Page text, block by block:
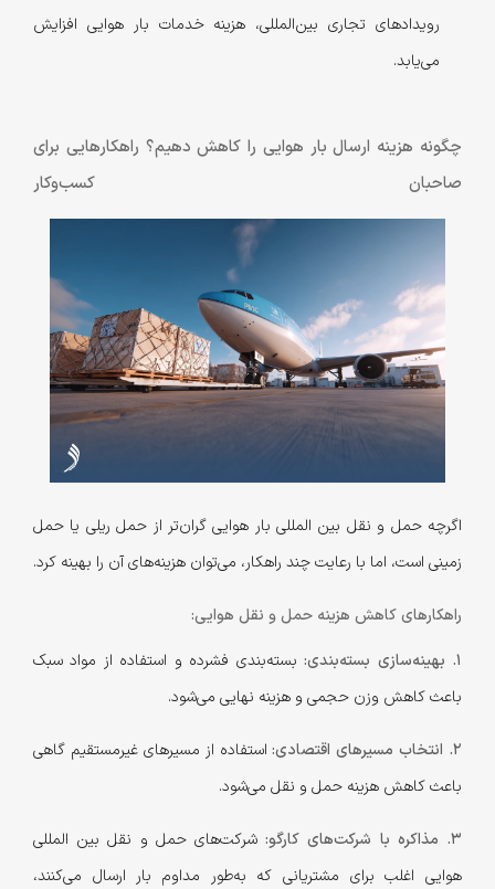
رویدادهای تجاری بین‌المللی، هزینه خدمات بار هوایی افزایش
می‌یابد.
چگونه هزینه ارسال بار هوایی را کاهش دهیم؟ راهکارهایی برای
صاحبان کسب‌وکار
اگرچه حمل و نقل بین المللی بار هوایی گران‌تر از حمل ریلی یا حمل
زمینی است، اما با رعایت چند راهکار، می‌توان هزینه‌های آن را بهینه کرد.
راهکارهای کاهش هزینه حمل و نقل هوایی:
1. بهینه‌سازی بسته‌بندی:
بسته‌بندی فشرده و استفاده از مواد سبک
باعث کاهش وزن حجمی و هزینه نهایی می‌شود.
2. انتخاب مسیرهای اقتصادی:
استفاده از مسیرهای غیرمستقیم گاهی
باعث کاهش هزینه حمل و نقل می‌شود.
3. مذاکره با شرکت‌های کارگو:
شرکت‌های حمل و نقل بین المللی
هوایی اغلب برای مشتریانی که به‌طور مداوم بار ارسال می‌کنند،